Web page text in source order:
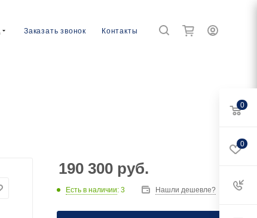
Заказать звонок Контакты
190 300 руб.
Есть в наличии: 3 Нашли дешевле?
0
0